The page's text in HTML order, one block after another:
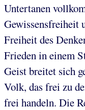
Untertanen
Gewissensfreiheit
Freiheit des
Frieden in einem
Geist breitet sich
Volk, das frei zu
frei handeln. Die